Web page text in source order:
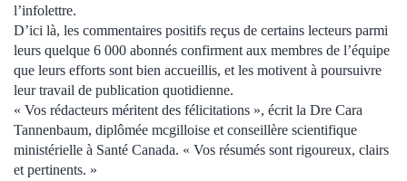
l’infolettre.
D’ici là, les commentaires positifs reçus de certains lecteurs parmi
leurs quelque 6 000 abonnés confirment aux membres de l’équipe
que leurs efforts sont bien accueillis, et les motivent à poursuivre
leur travail de publication quotidienne.
« Vos rédacteurs méritent des félicitations », écrit la Dre Cara
Tannenbaum, diplômée mcgilloise et conseillère scientifique
ministérielle à Santé Canada. « Vos résumés sont rigoureux, clairs
et pertinents. »